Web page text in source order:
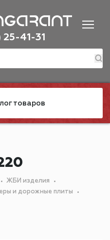
25-41-31
товаров
ЖБИ изделия
и дорожные плиты